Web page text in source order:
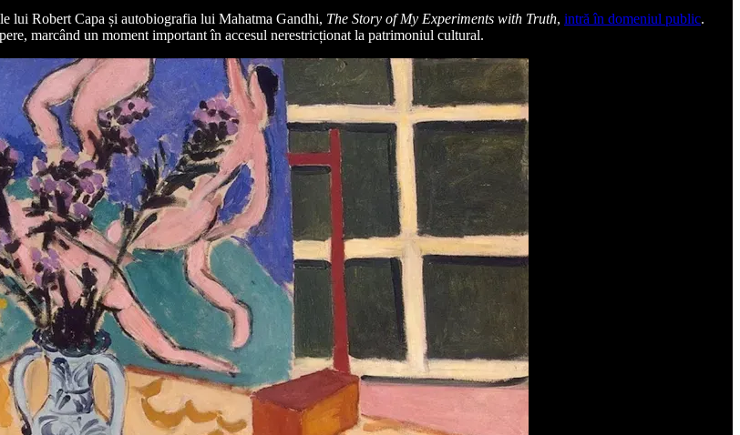
lui Robert Capa și autobiografia lui Mahatma Gandhi, The Story of My Experiments with Truth, intră în domeniul public.
marcând un moment important în accesul nerestricționat la patrimoniul cultural.